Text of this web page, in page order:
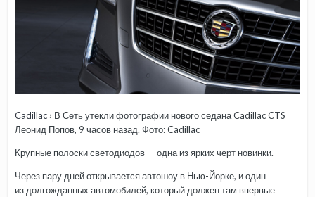
Cadillac › В Сеть утекли фотографии нового седана Cadillac CTS
Леонид Попов, 9 часов назад. Фото: Cadillac
Крупные полоски светодиодов — одна из ярких черт новинки.
Через пару дней открывается автошоу в Нью-Йорке, и один
из долгожданных автомобилей, который должен там впервые